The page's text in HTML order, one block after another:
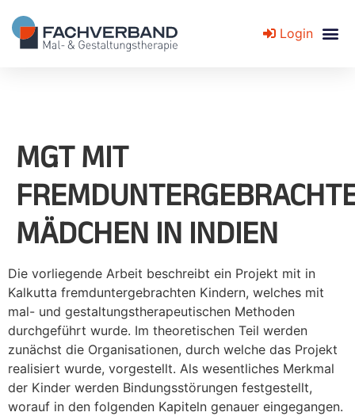
Login
MGT MIT
MÄDCHEN IN INDIEN
Die vorliegende Arbeit beschreibt ein Projekt mit in
Kalkutta fremduntergebrachten Kindern, welches mit
mal- und gestaltungstherapeutischen Methoden
durchgeführt wurde. Im theoretischen Teil werden
zunächst die Organisationen, durch welche das Projekt
realisiert wurde, vorgestellt. Als wesentliches Merkmal
der Kinder werden Bindungsstörungen festgestellt,
worauf in den folgenden Kapiteln genauer eingegangen.